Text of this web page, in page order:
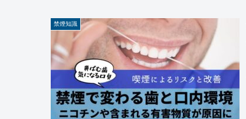
禁煙知識